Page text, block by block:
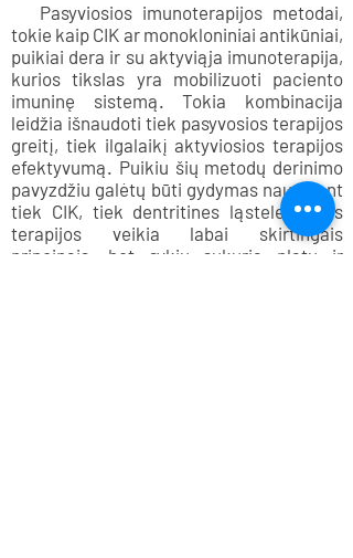
Pasyviosios imunoterapijos metodai,
tokie kaip CIK ar monokloniniai antikūniai,
puikiai dera ir su aktyviąja imunoterapija,
kurios tikslas yra mobilizuoti paciento
imuninę sistemą. Tokia kombinacija
leidžia išnaudoti tiek pasyvosios terapijos
greitį, tiek ilgalaikį aktyviosios terapijos
efektyvumą. Puikiu šių metodų derinimo
pavyzdžiu galėtų būti gydymas naudojant
tiek CIK, tiek dentritines ląsteles. Šios
terapijos veikia labai skirtingais
principais, bet sykiu sukuria platų ir